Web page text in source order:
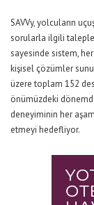
SAVVy, yolcuların
sorularla ilgili
sayesinde sistem,
kişisel çözümler
üzere toplam 152
önümüzdeki
deneyiminin her
etmeyi hedefliyor.